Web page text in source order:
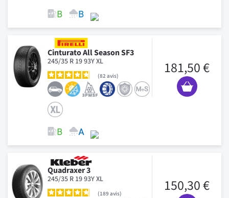
Cinturato All Season SF3
245/35 R 19 93Y XL
82 avis 181,50 €
Quadraxer 3
245/35 R 19 93Y XL
189 avis 150,30 €